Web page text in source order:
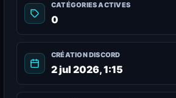
CATÉGORIES ACTIVES
0
CRÉATION DISCORD
2 jul 2026, 1:15